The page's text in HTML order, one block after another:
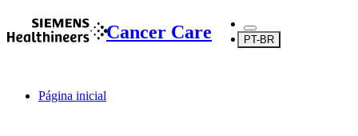
Cancer Care PT-BR
Página inicial